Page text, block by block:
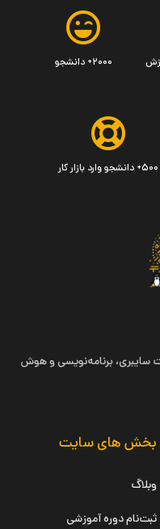
۲۰۰۰+ دانشجو
۵۰۰+ دانشجو وارد بازار کار
سایبری، برنامه‌نویسی و هوش
بخش های سایت
وبلاگ
ثبت‌نام دوره آموزشی